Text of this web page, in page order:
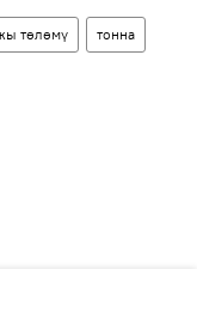
төлөмү тонна